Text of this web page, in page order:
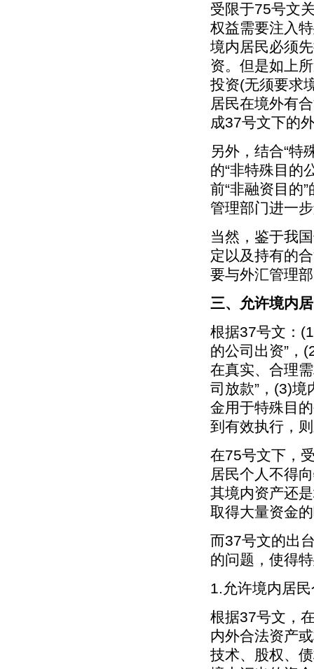
受限于75号文
权益需要注入
境内居民必须
资。但是如上
投资(无须要求
居民在境外有
成37号文下的
另外，结合“特
的“非特殊目的
前“非融资目的
管理部门进一
当然，鉴于我
定以及持有的
要与外汇管理
三、允许境内
根据37号文：
的公司出资”，
在真实、合理
司放款”，(3)境
金用于特殊目
到有效执行，
在75号文下，
居民个人不得
其境内资产还
取得大量资金
而37号文的出
的问题，使得
1.允许境内居
根据37号文，
内外合法资产
技术、股权、